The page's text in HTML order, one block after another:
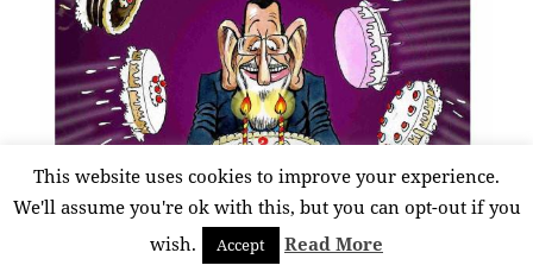
“Dos años en La Moncloa ya y no he sufrido nada
This website uses cookies to improve your experience.
We'll assume you're ok with this, but you can opt-out if you
wish.
Accept Read More